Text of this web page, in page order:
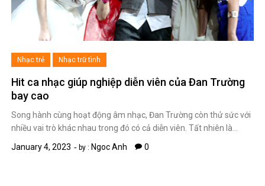
Nhạc trẻ Nhạc trữ tình
Hit ca nhạc giúp nghiệp diễn viên của Đan Trường
bay cao
Song hành cùng hoạt động âm nhạc, Đan Trường còn thử sức với
nhiều vai trò khác nhau trong đó có cả diễn viên. Tất nhiên là…
January 4, 2023
by : Ngoc Anh 0